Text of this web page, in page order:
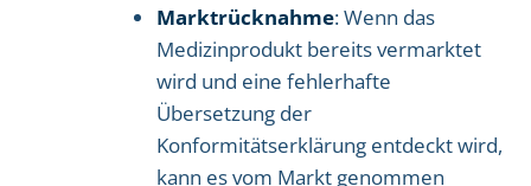
Marktrücknahme: Wenn das
Medizinprodukt bereits vermarktet
wird und eine fehlerhafte
Übersetzung der
Konformitätserklärung entdeckt wird,
kann es vom Markt genommen